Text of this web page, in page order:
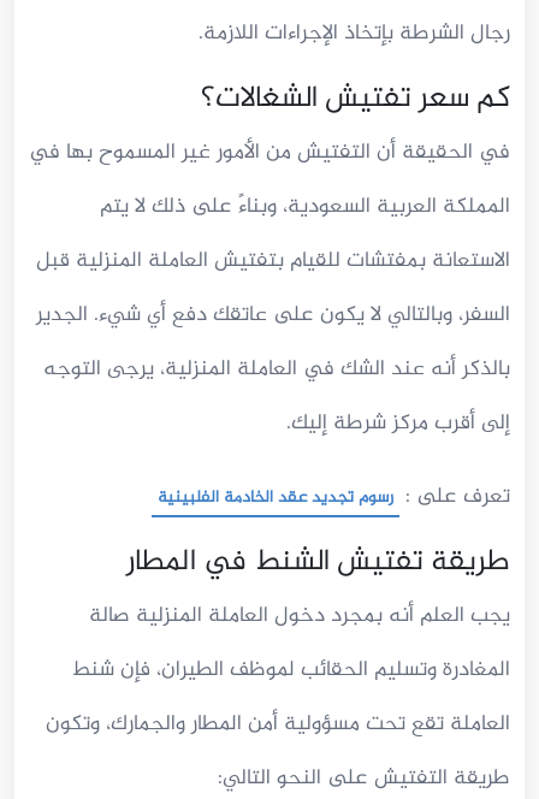
رجال الشرطة بإتخاذ الإجراءات اللازمة.
كم سعر تفتيش الشغالات؟
في الحقيقة أن التفتيش من الأمور غير المسموح بها في
المملكة العربية السعودية، وبناءً على ذلك لا يتم
الاستعانة بمفتشات للقيام بتفتيش العاملة المنزلية قبل
السفر، وبالتالي لا يكون على عاتقك دفع أي شيء. الجدير
بالذكر أنه عند الشك في العاملة المنزلية، يرجى التوجه
إلى أقرب مركز شرطة إليك.
تعرف على : رسوم تجديد عقد الخادمة الفلبينية
طريقة تفتيش الشنط في المطار
يجب العلم أنه بمجرد دخول العاملة المنزلية صالة
المغادرة وتسليم الحقائب لموظف الطيران، فإن شنط
العاملة تقع تحت مسؤولية أمن المطار والجمارك، وتكون
طريقة التفتيش على النحو التالي: